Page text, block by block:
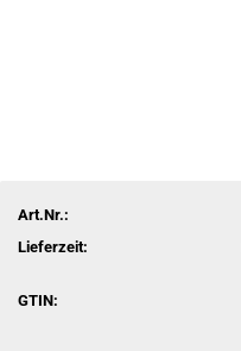
Art.Nr.:
Lieferzeit:
GTIN: